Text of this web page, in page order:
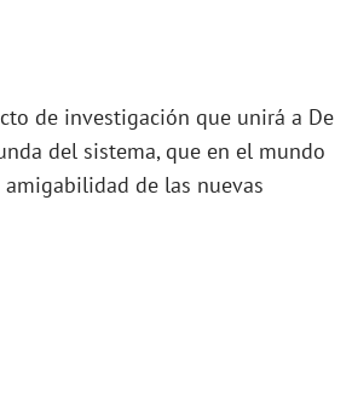
de investigación que unirá a De
del sistema, que en el mundo
de las nuevas